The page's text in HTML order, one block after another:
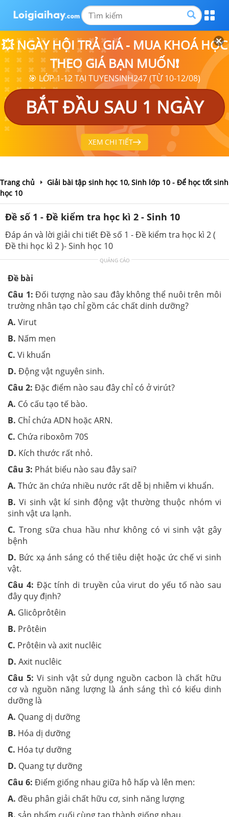
💥 NGÀY HỘI TRẢ GIÁ - MUA KHOÁ HỌC
THEO GIÁ BẠN MUỐN❗
🎯 LỚP 1-12 TẠI TUYENSINH247 (TỪ 10-12/08)
BẮT ĐẦU SAU 1 NGÀY
XEM CHI TIẾT
Trang chủ
Giải bài tập sinh học 10, Sinh lớp 10 - Để học tốt sinh
học 10
Đề số 1 - Đề kiểm tra học kì 2 - Sinh 10
Đáp án và lời giải chi tiết Đề số 1 - Đề kiểm tra học kì 2 (
Đề thi học kì 2 )- Sinh học 10
QUẢNG CÁO
Đề bài
Câu 1:Đối tượng nào sau đây không thể nuôi trên môi
trường nhân tạo chỉ gồm các chất dinh dưỡng?
A. Virut
B. Nấm men
C. Vi khuẩn
D. Động vật nguyên sinh.
Câu 2: Đặc điểm nào sau đây chỉ có ở virút?
A. Có cấu tạo tế bào.
B. Chỉ chứa ADN hoặc ARN.
C. Chứa riboxôm 70S
D. Kích thước rất nhỏ.
Câu 3: Phát biểu nào sau đây sai?
A. Thức ăn chứa nhiều nước rất dễ bị nhiễm vi khuẩn.
B. Vi sinh vật kí sinh động vật thường thuộc nhóm vi
sinh vật ưa lạnh.
C. Trong sữa chua hầu như không có vi sinh vật gây
bệnh
D. Bức xạ ánh sáng có thể tiêu diệt hoặc ức chế vi sinh
vật.
Câu 4: Đặc tính di truyền của virut do yếu tố nào sau
đây quy định?
A. Glicôprôtêin
B. Prôtêin
C. Prôtêin và axit nuclêic
D. Axit nuclêic
Câu 5: Vi sinh vật sử dụng nguồn cacbon là chất hữu
cơ và nguồn năng lượng là ánh sáng thì có kiểu dinh
dưỡng là
A. Quang dị dưỡng
B. Hóa dị dưỡng
C. Hóa tự dưỡng
D. Quang tự dưỡng
Câu 6: Điểm giống nhau giữa hô hấp và lên men:
A. đều phân giải chất hữu cơ, sinh năng lượng